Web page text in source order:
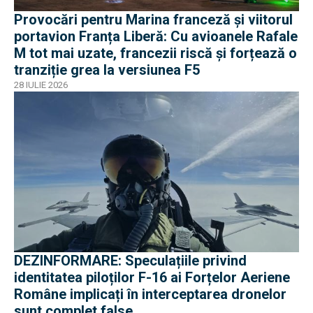
Provocări pentru Marina franceză și viitorul
portavion Franța Liberă: Cu avioanele Rafale
M tot mai uzate, francezii riscă și forțează o
tranziție grea la versiunea F5
28 IULIE 2026
DEZINFORMARE: Speculațiile privind
identitatea piloților F-16 ai Forțelor Aeriene
Române implicați în interceptarea dronelor